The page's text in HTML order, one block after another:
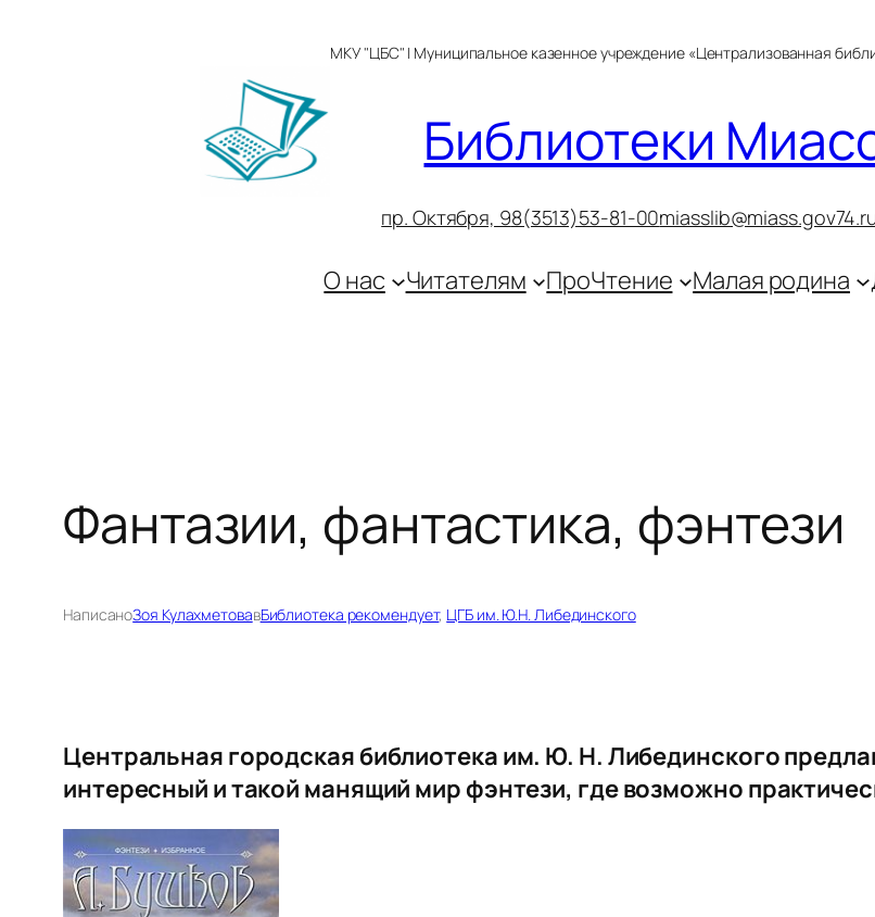
МКУ "ЦБС" | Муниципальное казенное учреждение «Централизованная
Библиотеки
пр. Октября, 98(3513)53-81-00
О нас Читателям ПроЧтение Малая родина
Фантазии, фантастика, фэнтези
НаписаноЗоя КулахметовавБиблиотека рекомендует, ЦГБ им. Ю.Н. Либединского
Центральная городская библиотека им. Ю. Н. Либединского
интересный и такой манящий мир фэнтези, где возможно